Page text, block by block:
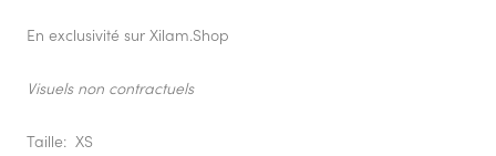
En exclusivité sur Xilam.Shop
Visuels non contractuels
Taille: XS